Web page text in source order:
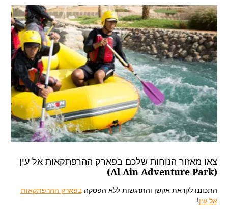
צאו מאזור הנוחות שלכם בפארק ההרפתקאות אל עין
(Al Ain Adventure Park)
התכוננו לקראת אקשן והתרגשות ללא הפסקהבפארק ההרפתקאות
אל עין!